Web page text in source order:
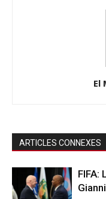
El
ARTICLES CONNEXES
FIFA: